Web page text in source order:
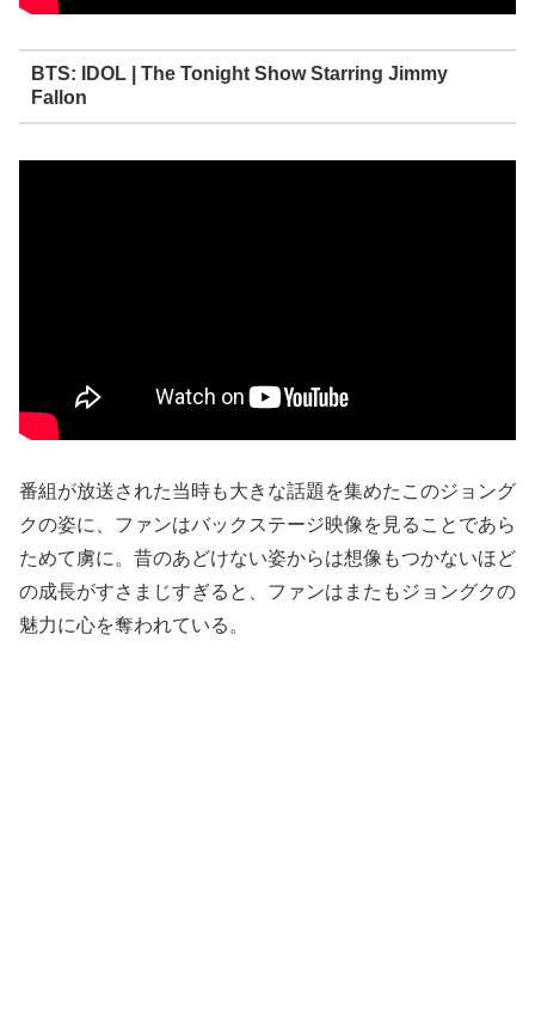
BTS: IDOL | The Tonight Show Starring Jimmy
Fallon
番組が放送された当時も大きな話題を集めたこのジョング
クの姿に、ファンはバックステージ映像を見ることであら
ためて虜に。昔のあどけない姿からは想像もつかないほど
の成長がすさまじすぎると、ファンはまたもジョングクの
魅力に心を奪われている。